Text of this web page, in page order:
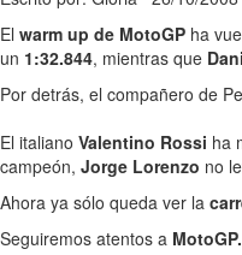
El warm up de MotoGP ha
un 1:32.844, mientras que
Por detrás, el compañero de
El italiano Valentino Rossi ha
campeón, Jorge Lorenzo no
Ahora ya sólo queda ver la
Seguiremos atentos a MotoGP.